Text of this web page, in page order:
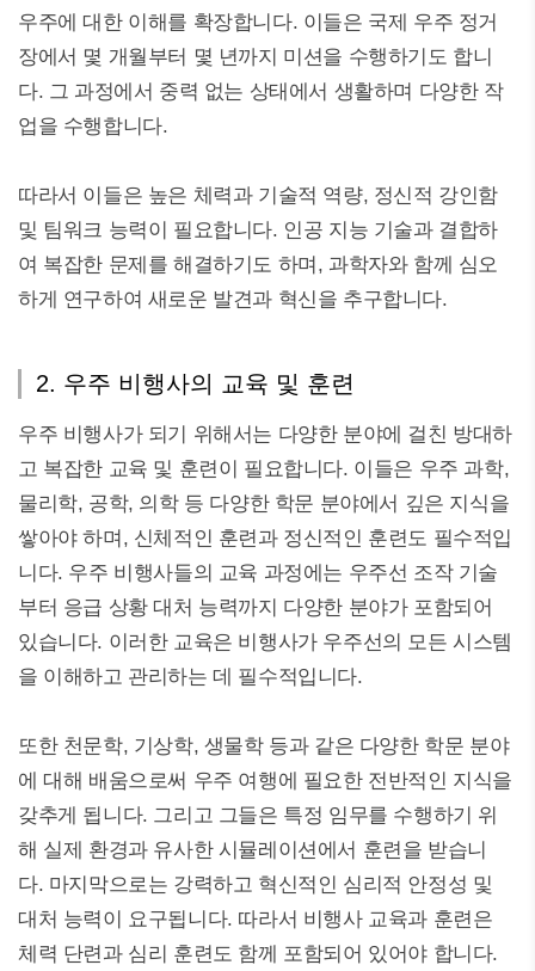
우주에 대한 이해를 확장합니다. 이들은 국제 우주 정거
장에서 몇 개월부터 몇 년까지 미션을 수행하기도 합니
다. 그 과정에서 중력 없는 상태에서 생활하며 다양한 작
업을 수행합니다.
따라서 이들은 높은 체력과 기술적 역량, 정신적 강인함
및 팀워크 능력이 필요합니다. 인공 지능 기술과 결합하
여 복잡한 문제를 해결하기도 하며, 과학자와 함께 심오
하게 연구하여 새로운 발견과 혁신을 추구합니다.
2. 우주 비행사의 교육 및 훈련
우주 비행사가 되기 위해서는 다양한 분야에 걸친 방대하
고 복잡한 교육 및 훈련이 필요합니다. 이들은 우주 과학,
물리학, 공학, 의학 등 다양한 학문 분야에서 깊은 지식을
쌓아야 하며, 신체적인 훈련과 정신적인 훈련도 필수적입
니다. 우주 비행사들의 교육 과정에는 우주선 조작 기술
부터 응급 상황 대처 능력까지 다양한 분야가 포함되어
있습니다. 이러한 교육은 비행사가 우주선의 모든 시스템
을 이해하고 관리하는 데 필수적입니다.
또한 천문학, 기상학, 생물학 등과 같은 다양한 학문 분야
에 대해 배움으로써 우주 여행에 필요한 전반적인 지식을
갖추게 됩니다. 그리고 그들은 특정 임무를 수행하기 위
해 실제 환경과 유사한 시뮬레이션에서 훈련을 받습니
다. 마지막으로는 강력하고 혁신적인 심리적 안정성 및
대처 능력이 요구됩니다. 따라서 비행사 교육과 훈련은
체력 단련과 심리 훈련도 함께 포함되어 있어야 합니다.